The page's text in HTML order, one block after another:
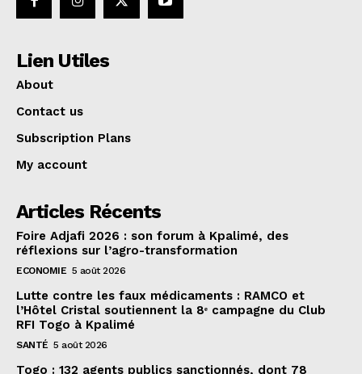
Lien Utiles
About
Contact us
Subscription Plans
My account
Articles Récents
Foire Adjafi 2026 : son forum à Kpalimé, des
réflexions sur l’agro-transformation
ECONOMIE 5 août 2026
Lutte contre les faux médicaments : RAMCO et
l’Hôtel Cristal soutiennent la 8ᵉ campagne du Club
RFI Togo à Kpalimé
SANTÉ 5 août 2026
Togo : 132 agents publics sanctionnés, dont 78